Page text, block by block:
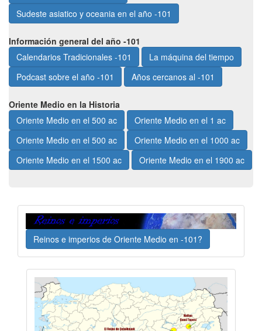
Sudeste asiatico y oceania en el año -101
Información general del año -101
Calendarios Tradicionales -101
La máquina del tiempo
Podcast sobre el año -101
Años cercanos al -101
Oriente Medio en la Historia
Oriente Medio en el 500 ac
Oriente Medio en el 1 ac
Oriente Medio en el 500 ac
Oriente Medio en el 1000 ac
Oriente Medio en el 1500 ac
Oriente Medio en el 1900 ac
Reinos e imperios de Oriente Medio en -101?